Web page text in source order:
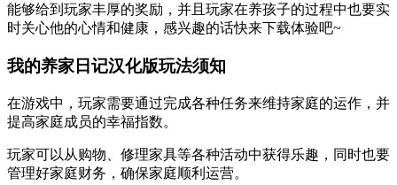
能够给到玩家丰厚的奖励，并且玩家在养孩子的过程中也要实
时关心他的心情和健康，感兴趣的话快来下载体验吧~
我的养家日记汉化版玩法须知
在游戏中，玩家需要通过完成各种任务来维持家庭的运作，并
提高家庭成员的幸福指数。
玩家可以从购物、修理家具等各种活动中获得乐趣，同时也要
管理好家庭财务，确保家庭顺利运营。